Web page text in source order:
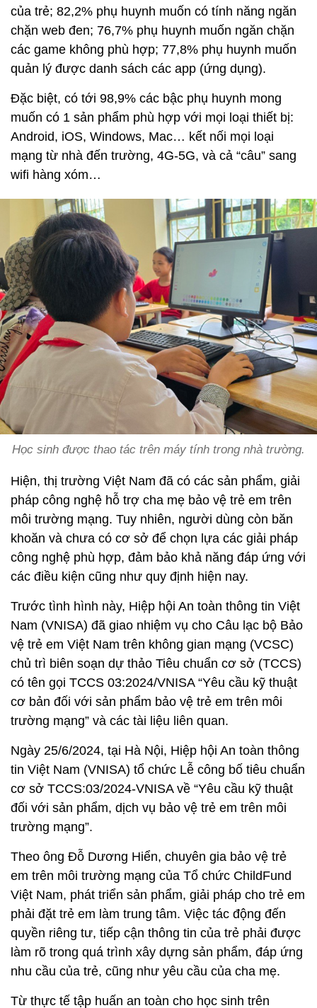
của trẻ; 82,2% phụ huynh muốn có tính năng ngăn
chặn web đen; 76,7% phụ huynh muốn ngăn chặn
các game không phù hợp; 77,8% phụ huynh muốn
quản lý được danh sách các app (ứng dụng).
Đặc biệt, có tới 98,9% các bậc phụ huynh mong
muốn có 1 sản phẩm phù hợp với mọi loại thiết bị:
Android, iOS, Windows, Mac… kết nối mọi loại
mạng từ nhà đến trường, 4G-5G, và cả “câu” sang
wifi hàng xóm…
Học sinh được thao tác trên máy tính trong nhà trường.
Hiện, thị trường Việt Nam đã có các sản phẩm, giải
pháp công nghệ hỗ trợ cha mẹ bảo vệ trẻ em trên
môi trường mạng. Tuy nhiên, người dùng còn băn
khoăn và chưa có cơ sở để chọn lựa các giải pháp
công nghệ phù hợp, đảm bảo khả năng đáp ứng với
các điều kiện cũng như quy định hiện nay.
Trước tình hình này, Hiệp hội An toàn thông tin Việt
Nam (VNISA) đã giao nhiệm vụ cho Câu lạc bộ Bảo
vệ trẻ em Việt Nam trên không gian mạng (VCSC)
chủ trì biên soạn dự thảo Tiêu chuẩn cơ sở (TCCS)
có tên gọi TCCS 03:2024/VNISA “Yêu cầu kỹ thuật
cơ bản đối với sản phẩm bảo vệ trẻ em trên môi
trường mạng” và các tài liệu liên quan.
Ngày 25/6/2024, tại Hà Nội, Hiệp hội An toàn thông
tin Việt Nam (VNISA) tổ chức Lễ công bố tiêu chuẩn
cơ sở TCCS:03/2024-VNISA về “Yêu cầu kỹ thuật
đối với sản phẩm, dịch vụ bảo vệ trẻ em trên môi
trường mạng”.
Theo ông Đỗ Dương Hiển, chuyên gia bảo vệ trẻ
em trên môi trường mạng của Tổ chức ChildFund
Việt Nam, phát triển sản phẩm, giải pháp cho trẻ em
phải đặt trẻ em làm trung tâm. Việc tác động đến
quyền riêng tư, tiếp cận thông tin của trẻ phải được
làm rõ trong quá trình xây dựng sản phẩm, đáp ứng
nhu cầu của trẻ, cũng như yêu cầu của cha mẹ.
Từ thực tế tập huấn an toàn cho học sinh trên